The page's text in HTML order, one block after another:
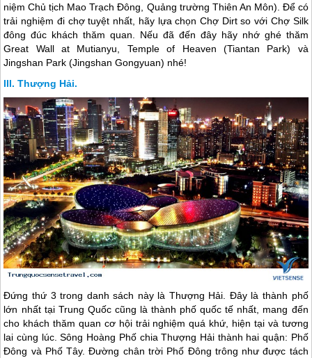
niệm Chủ tịch Mao Trạch Đông, Quảng trường Thiên An Môn). Để có
trải nghiệm đi chợ tuyệt nhất, hãy lựa chọn Chợ Dirt so với Chợ Silk
đông đúc khách thăm quan. Nếu đã đến đây hãy nhớ ghé thăm
Great Wall at Mutianyu, Temple of Heaven (Tiantan Park) và
Jingshan Park (Jingshan Gongyuan) nhé!
Thượng Hải.
Đứng thứ 3 trong danh sách này là Thượng Hải. Đây là thành phố
lớn nhất tại Trung Quốccũng là thành phố quốc tế nhất, mang đến
cho khách thăm quan cơ hội trải nghiệm quá khứ, hiện tại và tương
lai cùng lúc. Sông Hoàng Phố chia Thượng Hải thành hai quận: Phố
Đông và Phố Tây. Đường chân trời Phố Đông trông như được tách